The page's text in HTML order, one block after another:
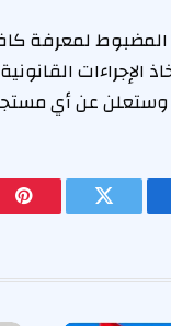
لمعرفة
وستعلن عن أي
تويتر